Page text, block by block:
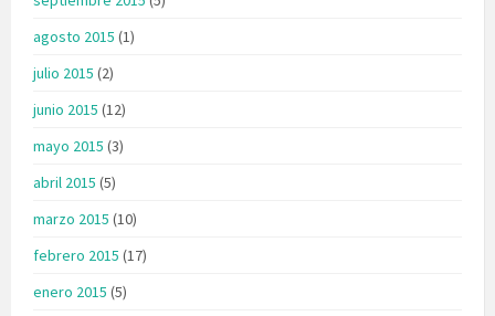
agosto 2015 (1)
julio 2015 (2)
junio 2015 (12)
mayo 2015 (3)
abril 2015 (5)
marzo 2015 (10)
febrero 2015 (17)
enero 2015 (5)